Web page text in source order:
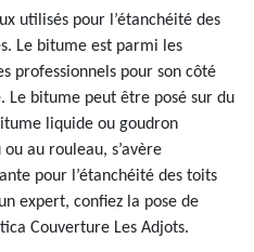
utilisés pour l’étanchéité des
Le bitume est parmi les
professionnels pour son côté
Le bitume peut être posé sur du
liquide ou goudron
au rouleau, s’avère
pour l’étanchéité des toits
expert, confiez la pose de
Couverture Les Adjots.